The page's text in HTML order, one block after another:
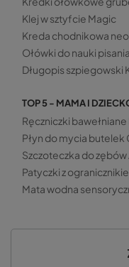
Klej w sztyfcie Magic
Kreda chodnikowa
Ołówki do nauki
Długopis szpiegowski
TOP 5 - MAMA I
Ręczniczki
Płyn do mycia butelek
Szczoteczka do
Patyczki z
Mata wodna